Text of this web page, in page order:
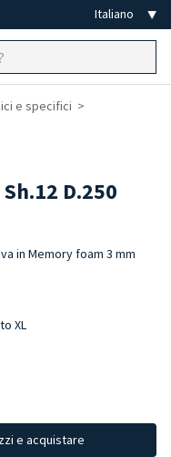
e specifici
D.250
in Memory foam 3 mm
XL
e acquistare